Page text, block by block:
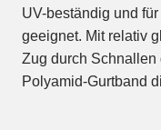
UV-beständig und
geeignet. Mit relativ
Zug durch Schnallen
Polyamid-Gurtband